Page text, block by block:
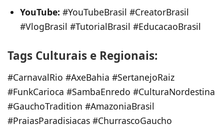
YouTube: #YouTubeBrasil #CreatorBrasil
#VlogBrasil #TutorialBrasil #EducacaoBrasil
Tags Culturais e Regionais:
#CarnavalRio #AxeBahia #SertanejoRaiz
#FunkCarioca #SambaEnredo #CulturaNordestina
#GauchoTradition #AmazoniaBrasil
#PraiasParadisiacas #ChurrascoGaucho